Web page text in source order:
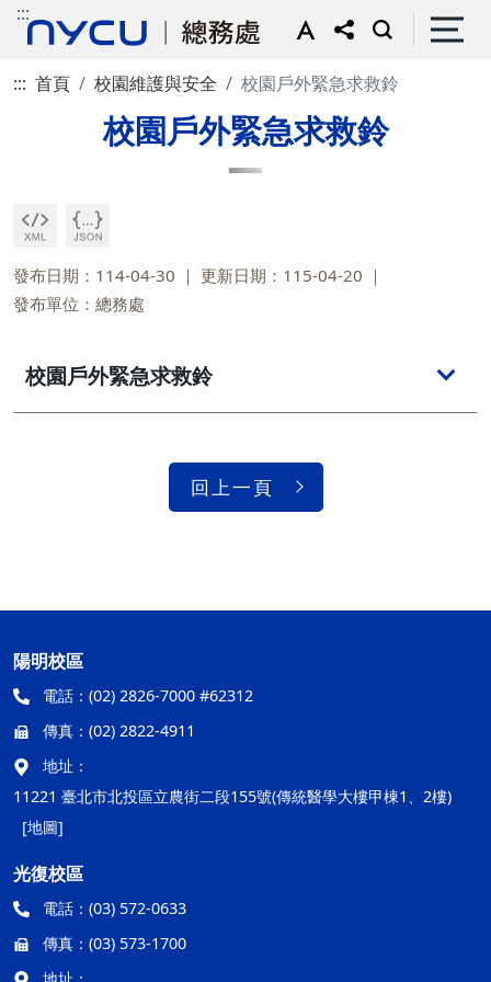
:::
::: 首頁 校園維護與安全 校園戶外緊急求救鈴
校園戶外緊急求救鈴
發布日期：114-04-30
更新日期：115-04-20
發布單位：總務處
校園戶外緊急求救鈴
回上一頁
陽明校區
電話： (02) 2826-7000 #62312
傳真： (02) 2822-4911
地址：
11221 臺北市北投區立農街二段155號(傳統醫學大樓甲棟1、2樓)
[地圖]
光復校區
電話： (03) 572-0633
傳真： (03) 573-1700